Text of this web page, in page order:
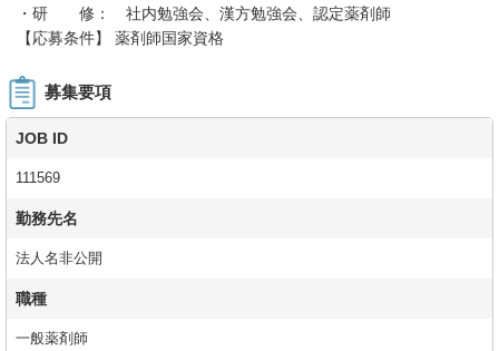
・研 修： 社内勉強会、漢方勉強会、認定薬剤師
【応募条件】 薬剤師国家資格
募集要項
JOB ID
111569
勤務先名
法人名非公開
職種
一般薬剤師